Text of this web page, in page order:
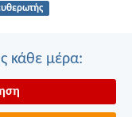
κάθε μέρα: